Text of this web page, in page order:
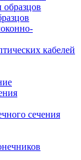
образцов
кабелей
сечения